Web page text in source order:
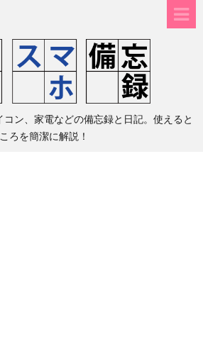
ン、家電などの備忘録と日記。使えると
ころを簡潔に解説！